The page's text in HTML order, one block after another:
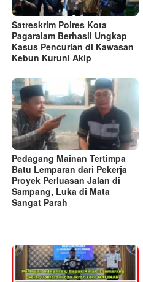
Satreskrim Polres Kota
Pagaralam Berhasil Ungkap
Kasus Pencurian di Kawasan
Kebun Kuruni Akip
Pedagang Mainan Tertimpa
Batu Lemparan dari Pekerja
Proyek Perluasan Jalan di
Sampang, Luka di Mata
Sangat Parah